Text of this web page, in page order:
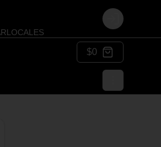
LOCALES
Login
$0